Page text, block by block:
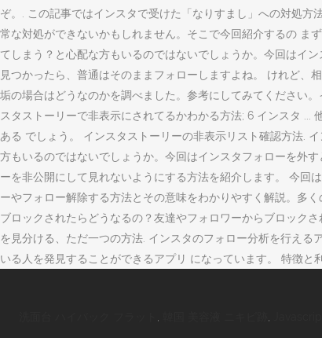
ぞ。. この記事ではインスタで受けた「なりすまし」への対処
常な対処ができないかもしれません。そこで今回紹介するの ま
てしまう？と心配な方もいるのではないでしょうか。今回はイ
見つかったら、普通はそのままフォローしますよね。 けれど、
垢の場合はどうなのかを調べました。参考にしてみてください
スタストーリーで非表示にされてるかわかる方法; 6 インスタ
ある でしょう。 インスタストーリーの非表示リスト確認方法.
方もいるのではないでしょうか。今回はインスタフォローを外
ーを非公開にして見れないようにする方法を紹介します。 今回
ーやフォロー解除する方法とその意味をわかりやすく解説。多
ブロックされたらどうなるの？友達やフォロワーからブロック
を見分ける、ただ一つの方法. インスタのフォロー分析を行え
いる人を発見することができるアプリ になっています。 特徴と